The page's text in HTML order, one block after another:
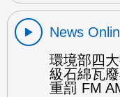
News
環境部四
級石綿瓦
重罰 FM